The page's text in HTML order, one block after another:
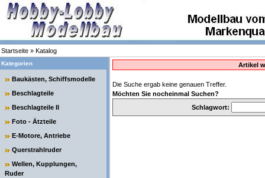
Startseite » Katalog
Kategorien
Baukästen, Schiffsmodelle
Beschlagteile
Beschlagteile II
Foto - Ätzteile
E-Motore, Antriebe
Querstrahlruder
Wellen, Kupplungen,
Ruder
Artikel
Die Suche ergab keine genauen Treffer.
Möchten Sie nocheinmal Suchen?
Schlagwort: